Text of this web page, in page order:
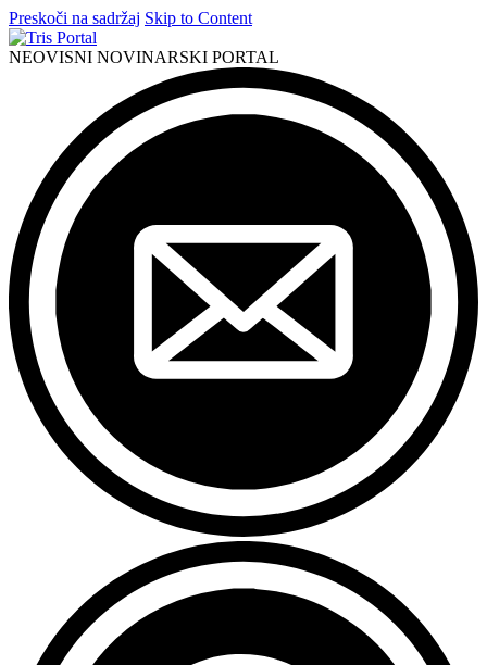
Preskoči na sadržaj Skip to Content
NEOVISNI NOVINARSKI PORTAL